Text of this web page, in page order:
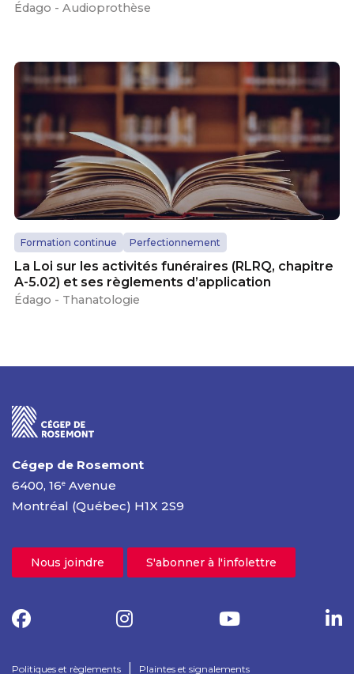
Édago - Audioprothèse
Formation continue Perfectionnement
La Loi sur les activités funéraires (RLRQ, chapitre
A-5.02) et ses règlements d’application
Édago - Thanatologie
Cégep de Rosemont
6400, 16e Avenue
Montréal (Québec) H1X 2S9
Nous joindre S'abonner à l'infolettre
Politiques et règlements Plaintes et signalements